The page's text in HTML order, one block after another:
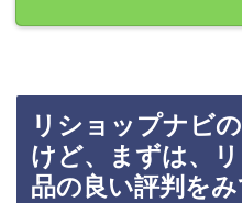
リショップナビ
けど、まずは、
品の良い評判をみ